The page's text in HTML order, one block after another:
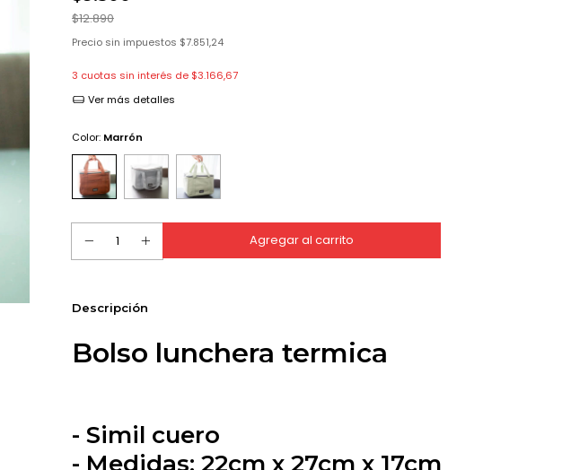
$12.890
Precio sin impuestos $7.851,24
3 cuotas sin interés de $3.166,67
Ver más detalles
Color: Marrón
Descripción
Bolso lunchera termica
- Simil cuero
- Medidas: 22cm x 27cm x 17cm